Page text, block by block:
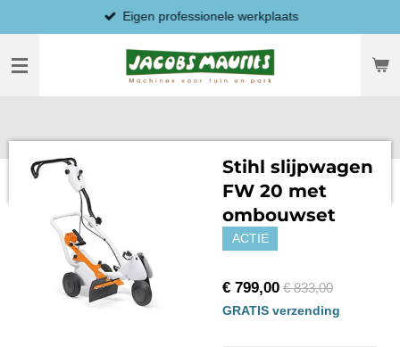
direct
naar
hoofdinhoud
Eigen professionele werkplaats
Stihl slijpwagen
FW 20 met
ombouwset
ACTIE
€ 799,00 € 833,00
GRATIS verzending